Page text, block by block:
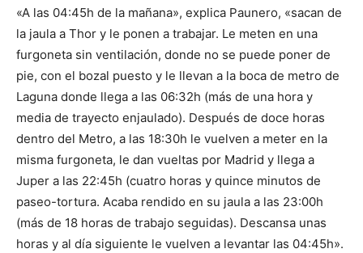
«A las 04:45h de la mañana», explica Paunero, «sacan de
la jaula a Thor y le ponen a trabajar. Le meten en una
furgoneta sin ventilación, donde no se puede poner de
pie, con el bozal puesto y le llevan a la boca de metro de
Laguna donde llega a las 06:32h (más de una hora y
media de trayecto enjaulado). Después de doce horas
dentro del Metro, a las 18:30h le vuelven a meter en la
misma furgoneta, le dan vueltas por Madrid y llega a
Juper a las 22:45h (cuatro horas y quince minutos de
paseo-tortura. Acaba rendido en su jaula a las 23:00h
(más de 18 horas de trabajo seguidas). Descansa unas
horas y al día siguiente le vuelven a levantar las 04:45h».